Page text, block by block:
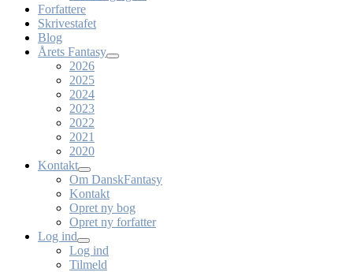
Forfattere
Skrivestafet
Blog
Årets Fantasy
2026
2025
2024
2023
2022
2021
2020
Kontakt
Om DanskFantasy
Kontakt
Opret ny bog
Opret ny forfatter
Log ind
Log ind
Tilmeld